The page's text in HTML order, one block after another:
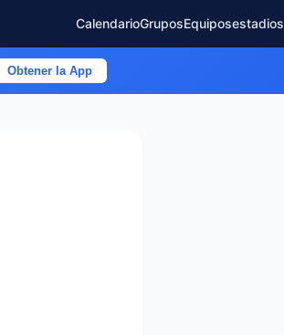
CalendarioGruposEquiposestadios
Obtener la App